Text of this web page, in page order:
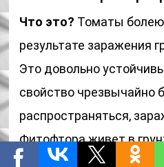
Что это? Томаты
результате заражения
Это довольно
свойство чрезвычайно
распространяться,
Фитофтора живет в
растений и тепличной